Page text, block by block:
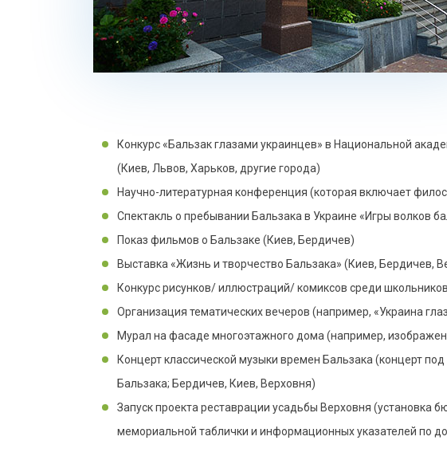
Конкурс «Бальзак глазами украинцев» в Национальной
(Киев, Львов, Харьков, другие города)
Научно-литературная конференция (которая включает
Спектакль о пребывании Бальзака в Украине «Игры волков
Показ фильмов о Бальзаке (Киев, Бердичев)
Выставка «Жизнь и творчество Бальзака» (Киев, Бердичев,
Конкурс рисунков/ иллюстраций/ комиксов среди
Организация тематических вечеров (например, «Украина
Мурал на фасаде многоэтажного дома (например,
Концерт классической музыки времен Бальзака (концерт
Бальзака; Бердичев, Киев, Верховня)
Запуск проекта реставрации усадьбы Верховня (установка
мемориальной таблички и информационных указателей по